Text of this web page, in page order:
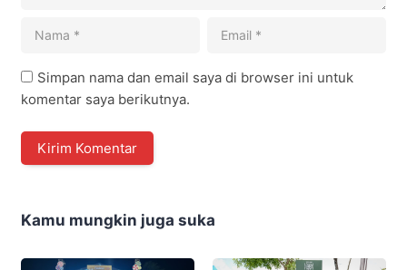
Simpan nama dan email saya di browser ini untuk
komentar saya berikutnya.
Kamu mungkin juga suka